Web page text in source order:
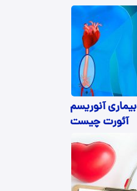
بیماری آنوریسم
آئورت چیست